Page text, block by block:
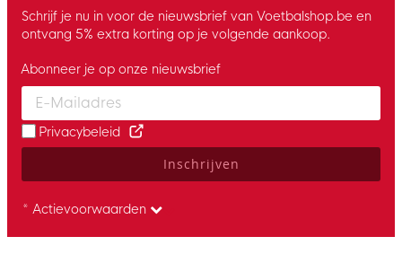
Schrijf je nu in voor de nieuwsbrief van Voetbalshop.be en
ontvang 5% extra korting op je volgende aankoop.
Enter your email and accept the privacy policy to subscribe to
Abonneer je op onze nieuwsbrief
Privacybeleid
Inschrijven
* Actievoorwaarden